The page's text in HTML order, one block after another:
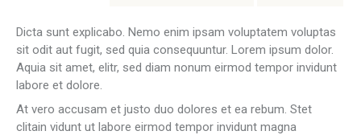
Dicta sunt explicabo. Nemo enim ipsam voluptatem voluptas
sit odit aut fugit, sed quia consequuntur. Lorem ipsum dolor.
Aquia sit amet, elitr, sed diam nonum eirmod tempor invidunt
labore et dolore.
At vero accusam et justo duo dolores et ea rebum. Stet
clitain vidunt ut labore eirmod tempor invidunt magna